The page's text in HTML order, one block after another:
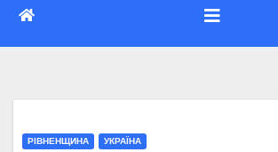
РІВНЕНЩИНА УКРАЇНА